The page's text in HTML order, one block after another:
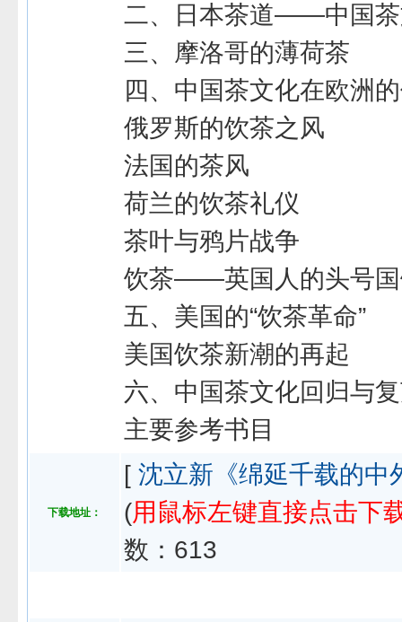
二、日本茶道――中国茶
三、摩洛哥的薄荷茶
四、中国茶文化在欧洲
俄罗斯的饮茶之风
法国的茶风
荷兰的饮茶礼仪
茶叶与鸦片战争
饮茶――英国人的头号
五、美国的“饮茶革命”
美国饮茶新潮的再起
六、中国茶文化回归与
主要参考书目
下载地址：
[ 沈立新《绵延千载的中
(用鼠标左键直接点击下
数： 613